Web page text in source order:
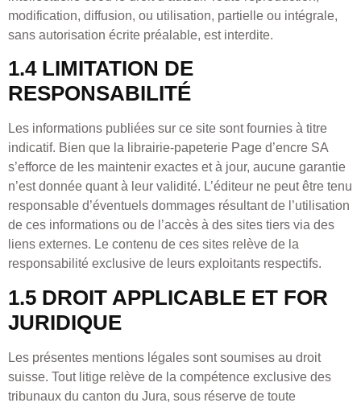
modification, diffusion, ou utilisation, partielle ou intégrale,
sans autorisation écrite préalable, est interdite.
1.4 LIMITATION DE
RESPONSABILITÉ
Les informations publiées sur ce site sont fournies à titre
indicatif. Bien que la librairie-papeterie Page d’encre SA
s’efforce de les maintenir exactes et à jour, aucune garantie
n’est donnée quant à leur validité. L’éditeur ne peut être tenu
responsable d’éventuels dommages résultant de l’utilisation
de ces informations ou de l’accès à des sites tiers via des
liens externes. Le contenu de ces sites relève de la
responsabilité exclusive de leurs exploitants respectifs.
1.5 DROIT APPLICABLE ET FOR
JURIDIQUE
Les présentes mentions légales sont soumises au droit
suisse. Tout litige relève de la compétence exclusive des
tribunaux du canton du Jura, sous réserve de toute